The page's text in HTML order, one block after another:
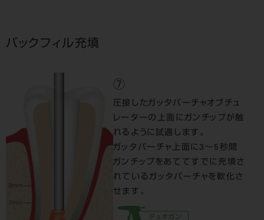
バックフィル充填
⑦
圧接したガッタパーチャオブチュ
レーターの上面にガンチップが触
れるように試適します。
ガッタパーチャ上面に3～5秒間
ガンチップをあててすでに充填さ
れているガッタパーチャを軟化さ
せます。